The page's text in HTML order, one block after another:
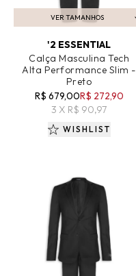
VER TAMANHOS
ADICIONAR AO CARRINHO
'2 ESSENTIAL
Calça Masculina Tech
Alta Performance Slim -
Preto
R$ 679,00R$ 272,90
3 X R$ 90,97
WISHLIST